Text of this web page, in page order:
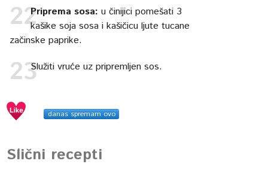
Priprema sosa:u činijici pomešati 3
kašike soja sosa i kašičicu ljute tucane
začinske paprike.
Služiti vruće uz pripremljen sos.
danas spremam ovo
Slični recepti